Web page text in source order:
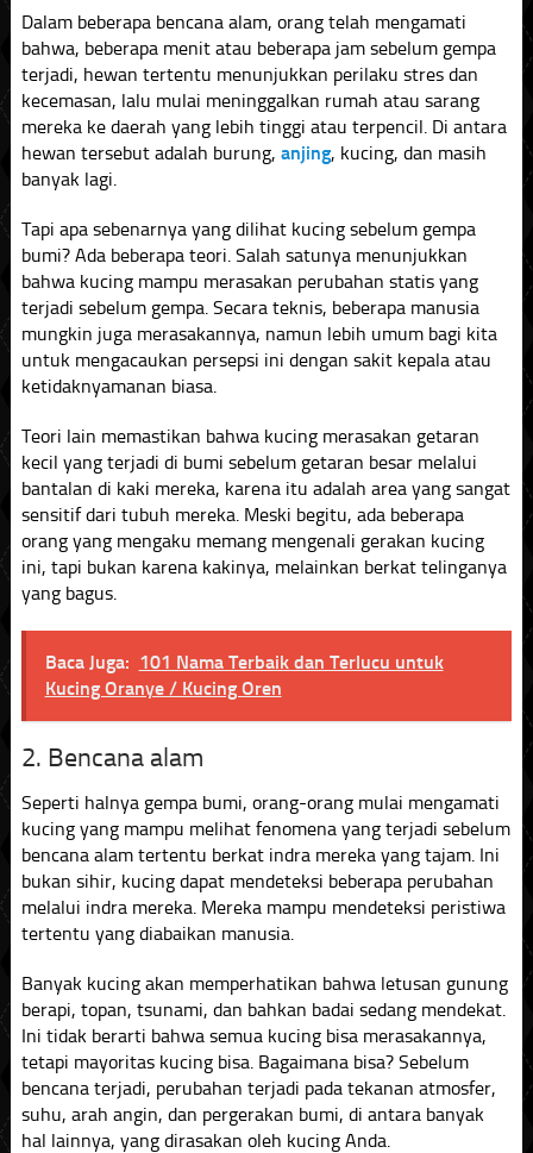
Dalam beberapa bencana alam, orang telah mengamati
bahwa, beberapa menit atau beberapa jam sebelum gempa
terjadi, hewan tertentu menunjukkan perilaku stres dan
kecemasan, lalu mulai meninggalkan rumah atau sarang
mereka ke daerah yang lebih tinggi atau terpencil. Di antara
hewan tersebut adalah burung, anjing, kucing, dan masih
banyak lagi.
Tapi apa sebenarnya yang dilihat kucing sebelum gempa
bumi? Ada beberapa teori. Salah satunya menunjukkan
bahwa kucing mampu merasakan perubahan statis yang
terjadi sebelum gempa. Secara teknis, beberapa manusia
mungkin juga merasakannya, namun lebih umum bagi kita
untuk mengacaukan persepsi ini dengan sakit kepala atau
ketidaknyamanan biasa.
Teori lain memastikan bahwa kucing merasakan getaran
kecil yang terjadi di bumi sebelum getaran besar melalui
bantalan di kaki mereka, karena itu adalah area yang sangat
sensitif dari tubuh mereka. Meski begitu, ada beberapa
orang yang mengaku memang mengenali gerakan kucing
ini, tapi bukan karena kakinya, melainkan berkat telinganya
yang bagus.
Baca Juga: 101 Nama Terbaik dan Terlucu untuk
Kucing Oranye / Kucing Oren
2. Bencana alam
Seperti halnya gempa bumi, orang-orang mulai mengamati
kucing yang mampu melihat fenomena yang terjadi sebelum
bencana alam tertentu berkat indra mereka yang tajam. Ini
bukan sihir, kucing dapat mendeteksi beberapa perubahan
melalui indra mereka. Mereka mampu mendeteksi peristiwa
tertentu yang diabaikan manusia.
Banyak kucing akan memperhatikan bahwa letusan gunung
berapi, topan, tsunami, dan bahkan badai sedang mendekat.
Ini tidak berarti bahwa semua kucing bisa merasakannya,
tetapi mayoritas kucing bisa. Bagaimana bisa? Sebelum
bencana terjadi, perubahan terjadi pada tekanan atmosfer,
suhu, arah angin, dan pergerakan bumi, di antara banyak
hal lainnya, yang dirasakan oleh kucing Anda.